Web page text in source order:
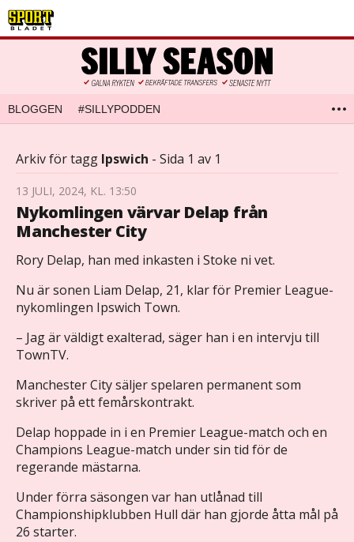
BLOGGEN #SILLYPODDEN
Arkiv för tagg Ipswich - Sida 1 av 1
13 JULI, 2024, KL. 13:50
Nykomlingen värvar Delap från
Manchester City
Rory Delap, han med inkasten i Stoke ni vet.
Nu är sonen Liam Delap, 21, klar för Premier League-
nykomlingen Ipswich Town.
– Jag är väldigt exalterad, säger han i en intervju till
TownTV.
Manchester City säljer spelaren permanent som
skriver på ett femårskontrakt.
Delap hoppade in i en Premier League-match och en
Champions League-match under sin tid för de
regerande mästarna.
Under förra säsongen var han utlånad till
Championshipklubben Hull där han gjorde åtta mål på
26 starter.